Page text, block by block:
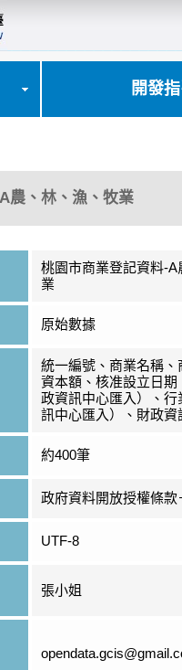
開發
農、林、漁、牧業
桃園市商業登記資料-A
業
原始數據
統一編號、商業名稱、
資本額、核准設立日期
政資訊中心匯入）、行
訊中心匯入）、財政資
約400筆
政府資料開放授權條款
UTF-8
張小姐